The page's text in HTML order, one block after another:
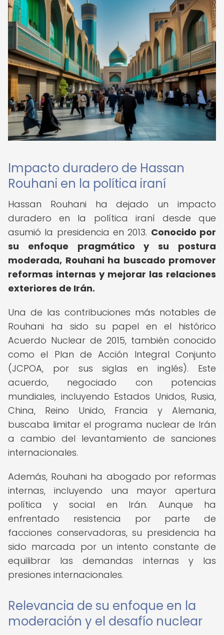
Impacto duradero de Hassan
Rouhani en la política iraní
Hassan Rouhani ha dejado un impacto
duradero en la política iraní desde que
asumió la presidencia en 2013. Conocido por
su enfoque pragmático y su postura
moderada, Rouhani ha buscado promover
reformas internas y mejorar las relaciones
exteriores de Irán.
Una de las contribuciones más notables de
Rouhani ha sido su papel en el histórico
Acuerdo Nuclear de 2015, también conocido
como el Plan de Acción Integral Conjunto
(JCPOA, por sus siglas en inglés). Este
acuerdo, negociado con potencias
mundiales, incluyendo Estados Unidos, Rusia,
China, Reino Unido, Francia y Alemania,
buscaba limitar el programa nuclear de Irán
a cambio del levantamiento de sanciones
internacionales.
Además, Rouhani ha abogado por reformas
internas, incluyendo una mayor apertura
política y social en Irán. Aunque ha
enfrentado resistencia por parte de
facciones conservadoras, su presidencia ha
sido marcada por un intento constante de
equilibrar las demandas internas y las
presiones internacionales.
Relevancia de su enfoque en la
moderación y el desafío nuclear